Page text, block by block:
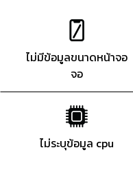
ไม่มีข้อมูลขนาดหน้าจอ
จอ
ไม่ระบุข้อมูล cpu